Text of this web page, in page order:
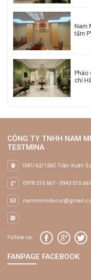
Nam
tấm
Phào
chỉ
CÔNG TY TNHH NAM
TESTMINA
1041/62/126C Trần Xuân
0978 515 667 - 0943 515 667
Follow us:
FANPAGE FACEBOOK